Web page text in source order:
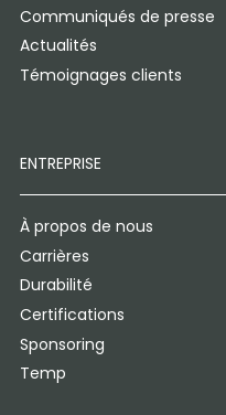
Communiqués de presse
Actualités
Témoignages clients
ENTREPRISE
À propos de nous
Carrières
Durabilité
Certifications
Sponsoring
Temp